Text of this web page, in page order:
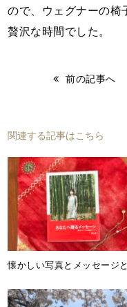
ので、ウェグナーの椅
贅沢な時間でした。
前の記事へ
関連する記事はこちら
懐かしい写真とメッセージと